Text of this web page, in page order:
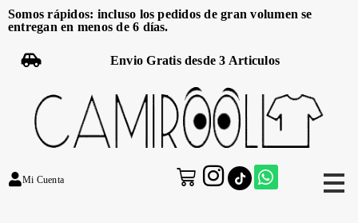
Somos rápidos: incluso los pedidos de gran volumen se
entregan en menos de 6 días.
Envio Gratis desde 3 Articulos
Mi Cuenta